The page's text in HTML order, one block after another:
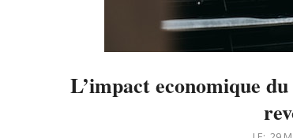
L’impact economique